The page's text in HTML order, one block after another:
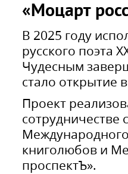
«Моцарт
В 2025 году
русского поэта
Чудесным
стало открытие
Проект
книголюбов и
проспектЪ».